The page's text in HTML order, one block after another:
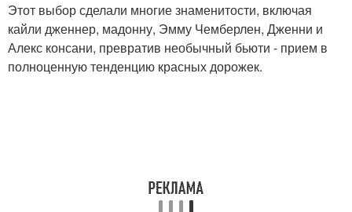
Этот выбор сделали многие знаменитости, включая
кайли дженнер, мадонну, Эмму Чемберлен, Дженни и
Алекс консани, превратив необычный бьюти - прием в
полноценную тенденцию красных дорожек.